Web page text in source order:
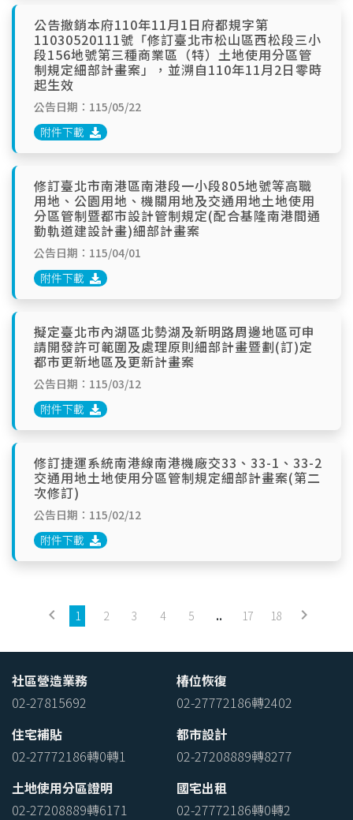
公告撤銷本府110年11月1日府都規字第
11030520111號「修訂臺北市松山區西松段三小
段156地號第三種商業區（特）土地使用分區管
制規定細部計畫案」，並溯自110年11月2日零時
起生效
公告日期：115/05/22
附件下載
修訂臺北市南港區南港段一小段805地號等高職
用地、公園用地、機關用地及交通用地土地使用
分區管制暨都市設計管制規定(配合基隆南港間通
勤軌道建設計畫)細部計畫案
公告日期：115/04/01
附件下載
擬定臺北市內湖區北勢湖及新明路周邊地區可申
請開發許可範圍及處理原則細部計畫暨劃(訂)定
都市更新地區及更新計畫案
公告日期：115/03/12
附件下載
修訂捷運系統南港線南港機廠交33、33-1、33-2
交通用地土地使用分區管制規定細部計畫案(第二
次修訂)
公告日期：115/02/12
附件下載
keyboard_arrow_left 1 2 3 4 5 .. 17 18 keyboard_arrow_right
社區營造業務
02-27815692
椿位恢復
02-27772186轉2402
住宅補貼
02-27772186轉0轉1
都市設計
02-27208889轉8277
土地使用分區證明
02-27208889轉6171
國宅出租
02-27772186轉0轉2